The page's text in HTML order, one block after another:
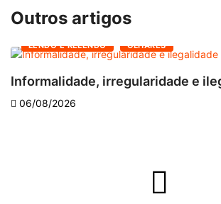
Outros artigos
LENDO E RELENDO OLHARES
Informalidade, irregularidade e
06/08/2026